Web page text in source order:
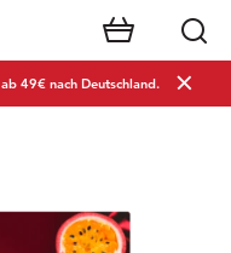
49€ nach Deutschland.